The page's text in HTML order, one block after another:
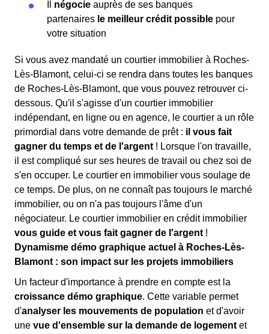
négocie auprès de ses banques
partenaires le meilleur crédit possible pour
votre situation
Si vous avez mandaté un courtier immobilier à Roches-
Lès-Blamont, celui-ci se rendra dans toutes les banques
de Roches-Lès-Blamont, que vous pouvez retrouver ci-
dessous. Qu'il s'agisse d'un courtier immobilier
indépendant, en ligne ou en agence, le courtier a un rôle
primordial dans votre demande de prêt : il vous fait
gagner du temps et de l'argent ! Lorsque l'on travaille,
il est compliqué sur ses heures de travail ou chez soi de
s'en occuper. Le courtier en immobilier vous soulage de
ce temps. De plus, on ne connaît pas toujours le marché
immobilier, ou on n'a pas toujours l'âme d'un
négociateur. Le courtier immobilier en crédit immobilier
vous guide et vous fait gagner de l'argent !
Dynamisme démo graphique actuel à Roches-Lès-
Blamont : son impact sur les projets immobiliers
Un facteur d'importance à prendre en compte est la
croissance démo graphique. Cette variable permet
d'analyser les mouvements de population et d'avoir
une vue d'ensemble sur la demande de logement et